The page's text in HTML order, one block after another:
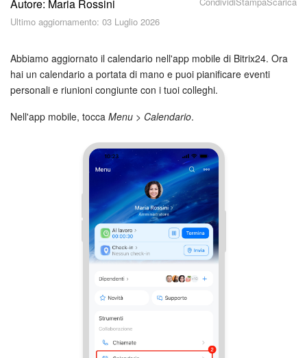
Piani e pagamento
Come iniziare?
Messenger
Calendario
Bitrix24 Drive
Gruppi di lavoro
Autore: Maria Rossini
Ultimo aggiornamento: 03 Luglio 2026
Abbiamo aggiornato il calendario nell'app mobile di Bitrix24. Ora
hai un calendario a portata di mano e puoi pianificare eventi
personali e riunioni congiunte con i tuoi colleghi.
Nell'app mobile, tocca Menu > Calendario.